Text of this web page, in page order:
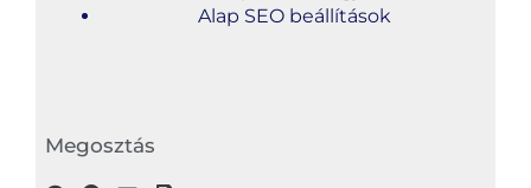
Alap SEO beállítások
Megosztás